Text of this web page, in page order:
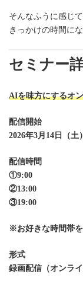
そんなふうに感じ
きっかけの時間に
セミナー
AIを味方にするオ
配信開始
2026年3月14日（土）
配信時間
①9:00
②13:00
③19:00
※お好きな時間帯
形式
録画配信（オンライ